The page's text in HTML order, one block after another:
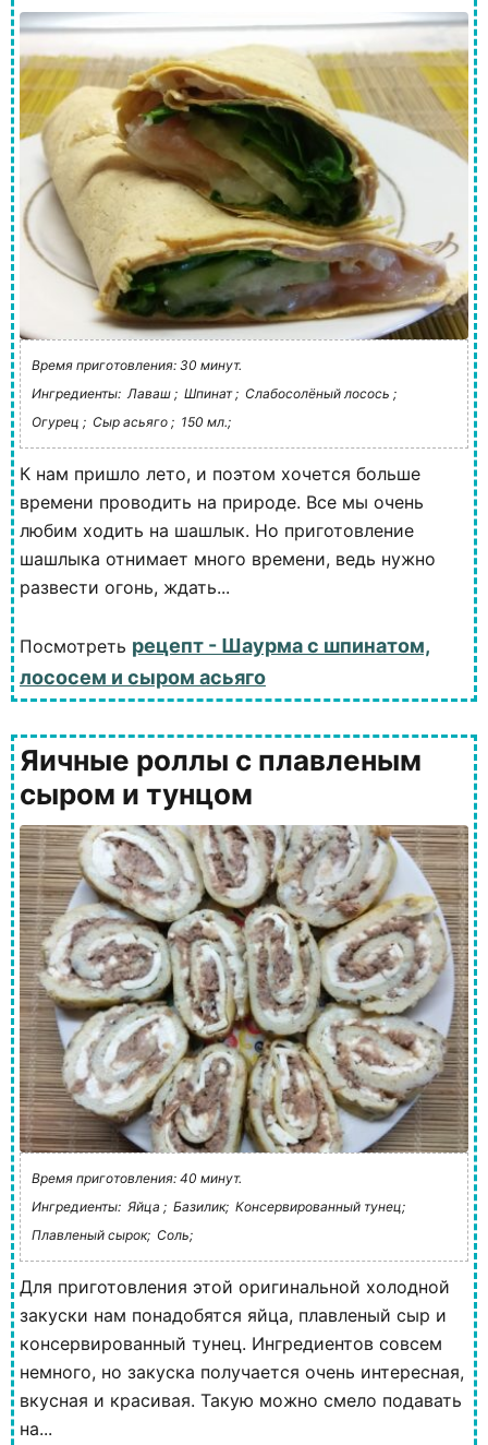
Время приготовления: 30 минут.
Ингредиенты: Лаваш ; Шпинат ; Слабосолёный лосось ;
Огурец ; Сыр асьяго ; 150 мл.;
К нам пришло лето, и поэтом хочется больше
времени проводить на природе. Все мы очень
любим ходить на шашлык. Но приготовление
шашлыка отнимает много времени, ведь нужно
развести огонь, ждать...
Посмотреть рецепт - Шаурма с шпинатом,
лососем и сыром асьяго
Яичные роллы с плавленым
сыром и тунцом
Время приготовления: 40 минут.
Ингредиенты: Яйца ; Базилик; Консервированный тунец;
Плавленый сырок; Соль;
Для приготовления этой оригинальной холодной
закуски нам понадобятся яйца, плавленый сыр и
консервированный тунец. Ингредиентов совсем
немного, но закуска получается очень интересная,
вкусная и красивая. Такую можно смело подавать
на...